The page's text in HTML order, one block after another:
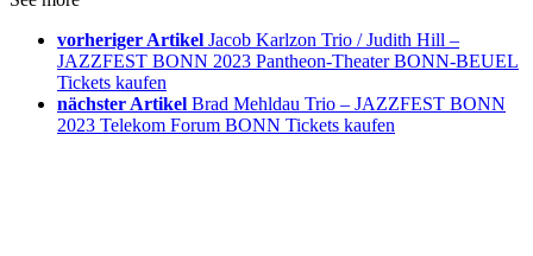
vorheriger Artikel Jacob Karlzon Trio / Judith Hill –
JAZZFEST BONN 2023 Pantheon-Theater BONN-BEUEL
Tickets kaufen
nächster Artikel Brad Mehldau Trio – JAZZFEST BONN
2023 Telekom Forum BONN Tickets kaufen